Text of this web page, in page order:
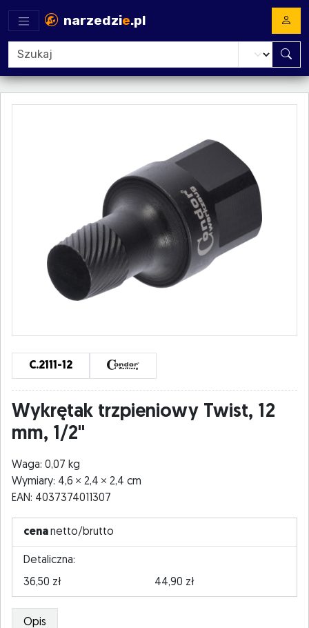
narzedzie.pl
C.2111-12
Wykrętak trzpieniowy Twist, 12
mm, 1/2"
Waga: 0,07 kg
Wymiary: 4,6
2,4
2,4 cm
EAN: 4037374011307
cenanetto/brutto
Detaliczna:
36,50 zł
44,90 zł
Opis